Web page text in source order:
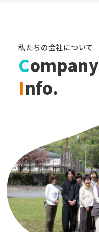
私たちの会社について
Company
Info.